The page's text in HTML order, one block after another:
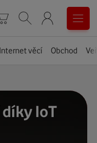
Košík Vyhledávání Menu
Internet věcí Obchod
IoT